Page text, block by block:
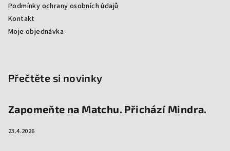
Podmínky ochrany osobních údajů
Kontakt
Moje objednávka
Přečtěte si novinky
Zapomeňte na Matchu. Přichází Mindra.
23.4.2026